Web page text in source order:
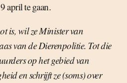
april te gaan.
is, wil ze Minister van
van de Dierenpolitie. Tot die
op het gebied van
en schrijft ze (soms) over